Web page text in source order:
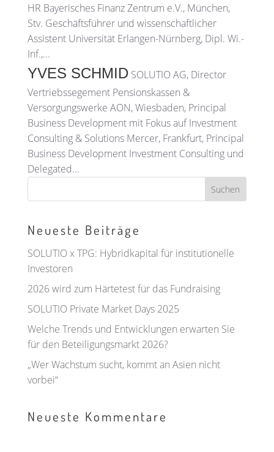
HR Bayerisches Finanz Zentrum e.V., München,
Stv. Geschäftsführer und wissenschaftlicher
Assistent Universität Erlangen-Nürnberg, Dipl. Wi.-
Inf.,...
YVES SCHMIDSOLUTIO AG, Director
Vertriebssegement Pensionskassen &
Versorgungswerke AON, Wiesbaden, Principal
Business Development mit Fokus auf Investment
Consulting & Solutions Mercer, Frankfurt, Principal
Business Development Investment Consulting und
Delegated...
Neueste Beiträge
SOLUTIO x TPG: Hybridkapital für institutionelle
Investoren
2026 wird zum Härtetest für das Fundraising
SOLUTIO Private Market Days 2025
Welche Trends und Entwicklungen erwarten Sie
für den Beteiligungsmarkt 2026?
„Wer Wachstum sucht, kommt an Asien nicht
vorbei“
Neueste Kommentare